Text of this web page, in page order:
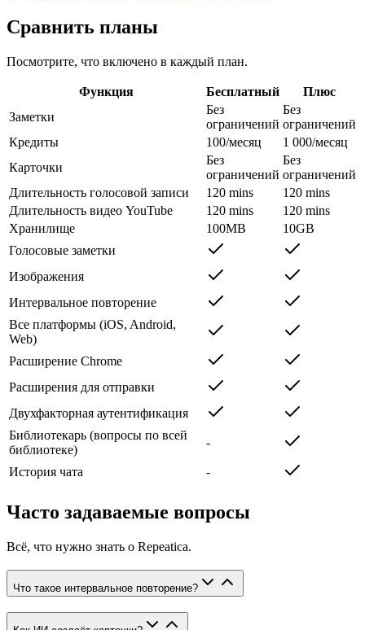
Сравнить планы
Посмотрите, что включено в каждый план.
Функция Бесплатный
Плюс
Заметки
Без
ограничений
Без
ограничений
Кредиты
100/месяц
1 000/месяц
Карточки
Без
ограничений
Без
ограничений
Длительность голосовой записи
120 mins
120 mins
Длительность видео YouTube
120 mins
120 mins
Хранилище
100MB
10GB
Голосовые заметки
Изображения
Интервальное повторение
Все платформы (iOS, Android,
Web)
Расширение Chrome
Расширения для отправки
Двухфакторная аутентификация
Библиотекарь (вопросы по всей
библиотеке)
-
История чата -
Часто задаваемые вопросы
Всё, что нужно знать о Repeatica.
Что такое интервальное повторение?